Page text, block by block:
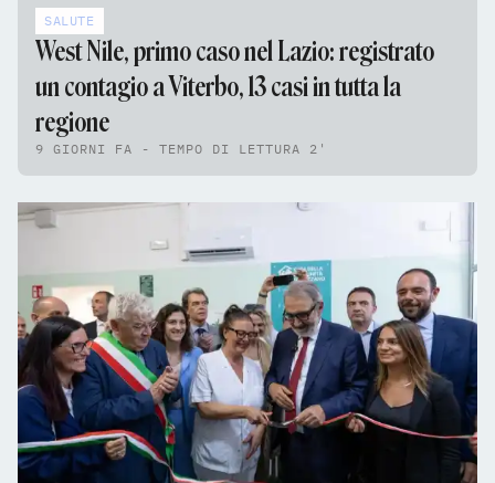
SALUTE
West Nile, primo caso nel Lazio: registrato
un contagio a Viterbo, 13 casi in tutta la
regione
9 GIORNI FA - TEMPO DI LETTURA 2'